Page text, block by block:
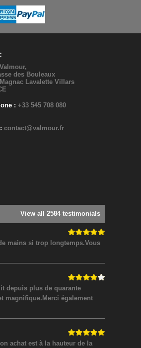
des Bouleaux
Lavalette Villars
:+33 545 708 080
:contact@valmour.fr
View all 2584 testimonials
mains si trop longtemps.Vous
depuis plus de quarante
magnifique.Merci également
achat est à la hauteur de la